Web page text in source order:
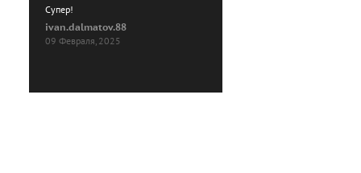
Cупер!
ivan.dalmatov.88
09 Февраля, 2025